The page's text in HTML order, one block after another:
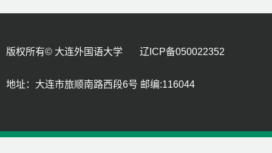
版权所有© 大连外国语大学 辽ICP备050022352
地址：大连市旅顺南路西段6号 邮编:116044